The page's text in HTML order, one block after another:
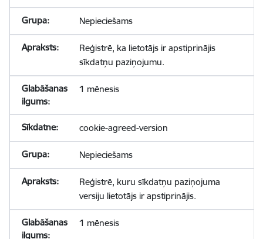
Nepieciešams
Reģistrē, ka lietotājs ir apstiprinājis
sīkdatņu paziņojumu.
1 mēnesis
cookie-agreed-version
Nepieciešams
Reģistrē, kuru sīkdatņu paziņojuma
versiju lietotājs ir apstiprinājis.
1 mēnesis